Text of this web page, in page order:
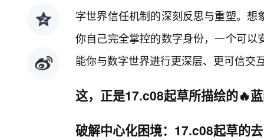
字世界信任机制的深刻反思与重塑。
你自己完全掌控的数字身份，一个可
能你与数字世界进行更深层、更可信交
这，正是17.c08起草所描绘的🔥
破解中心化困境：17.c08起草的